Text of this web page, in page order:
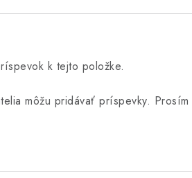
k tejto položke.
môžu pridávať príspevky. Prosím